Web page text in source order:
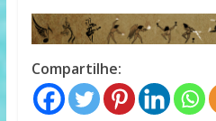
Compartilhe: